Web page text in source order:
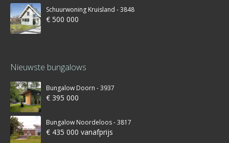
Schuurwoning Kruisland - 3848
€ 500 000
Nieuwste bungalows
Bungalow Doorn - 3937
€ 395 000
Bungalow Noordeloos - 3817
€ 435 000 vanafprijs